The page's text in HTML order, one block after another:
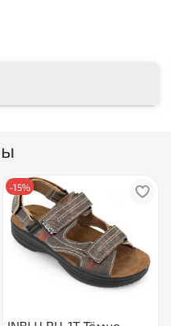
-15%